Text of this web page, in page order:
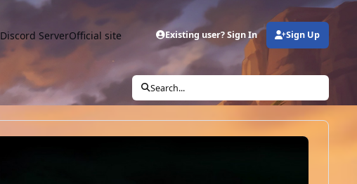
Discord ServerOfficial site Existing user? Sign In Sign Up
Search...